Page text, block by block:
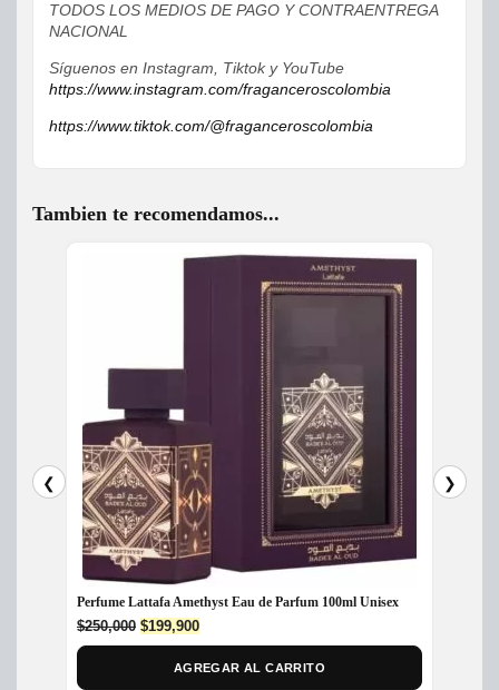
TODOS LOS MEDIOS DE PAGO Y CONTRAENTREGA
NACIONAL
Síguenos en Instagram, Tiktok y YouTube
https://www.instagram.com/fraganceroscolombia
https://www.tiktok.com/@fraganceroscolombia
Tambien te recomendamos...
❮
Perfume Lattafa Amethyst Eau de Parfum 100ml Unisex
$250,000 Original
price
$199,900Current
price
is:
AGREGAR AL CARRITO
❯